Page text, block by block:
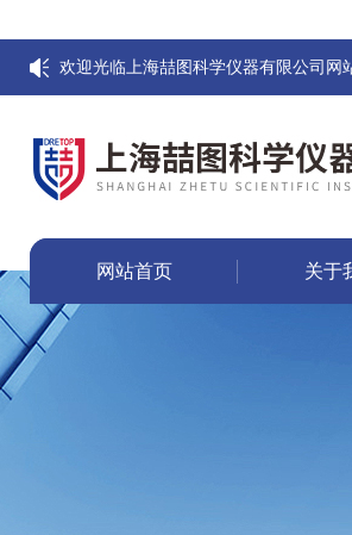
欢迎光临上海喆图科学仪器有限公司网
网站首页 关于